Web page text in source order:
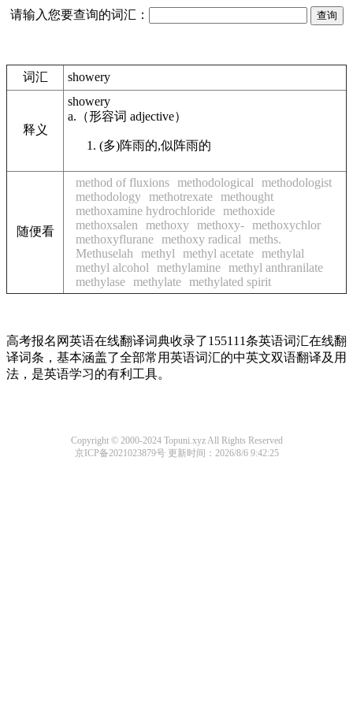
请输入您要查询的词汇：
词汇 showery
释义
showery
a. （形容词 adjective）
(多)阵雨的,似阵雨的
随便看
method of fluxions methodological
methodologist
methodology methotrexate methought
methoxamine hydrochloride methoxide
methoxsalen
methoxy methoxy- methoxychlor
methoxyflurane methoxy radical
meths.
Methuselah
methyl methyl acetate methylal
methyl alcohol
methylamine methyl anthranilate
methylase methylate methylated spirit
高考报名网英语在线翻译词典收录了155111条英语词汇在线翻
译词条，基本涵盖了全部常用英语词汇的中英文双语翻译及用
法，是英语学习的有利工具。
Copyright © 2000-2024 Topuni.xyz All Rights Reserved
京ICP备2021023879号更新时间：2026/8/6 9:42:25